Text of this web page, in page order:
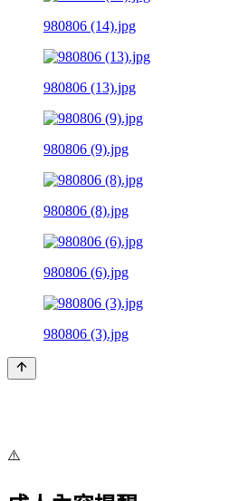
980806 (14).jpg
980806 (13).jpg
980806 (9).jpg
980806 (8).jpg
980806 (6).jpg
980806 (3).jpg
⚠️